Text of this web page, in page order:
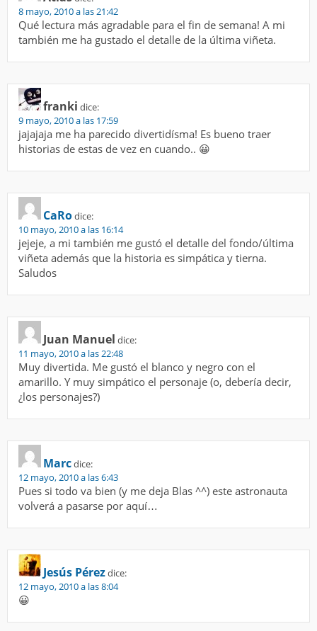
8 mayo, 2010 a las 21:42
Qué lectura más agradable para el fin de semana! A mi
también me ha gustado el detalle de la última viñeta.
franki dice:
9 mayo, 2010 a las 17:59
jajajaja me ha parecido divertidísma! Es bueno traer
historias de estas de vez en cuando.. 😀
CaRodice:
10 mayo, 2010 a las 16:14
jejeje, a mi también me gustó el detalle del fondo/última
viñeta además que la historia es simpática y tierna.
Saludos
Juan Manuel dice:
11 mayo, 2010 a las 22:48
Muy divertida. Me gustó el blanco y negro con el
amarillo. Y muy simpático el personaje (o, debería decir,
¿los personajes?)
Marcdice:
12 mayo, 2010 a las 6:43
Pues si todo va bien (y me deja Blas ^^) este astronauta
volverá a pasarse por aquí…
Jesús Pérezdice:
12 mayo, 2010 a las 8:04
😀